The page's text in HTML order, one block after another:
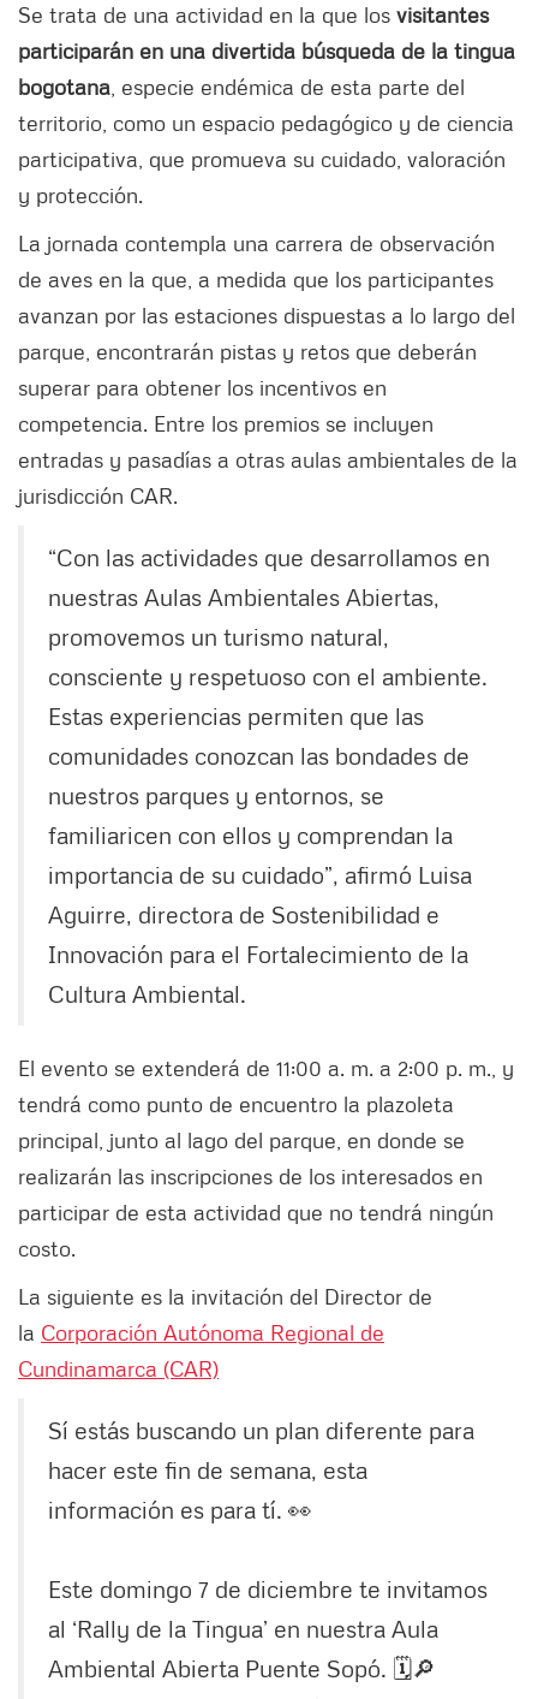
Se trata de una actividad en la que los visitantes
participarán en una divertida búsqueda de la tingua
bogotana , especie endémica de esta parte del
territorio, como un espacio pedagógico y de ciencia
participativa, que promueva su cuidado, valoración
y protección.
La jornada contempla una carrera de observación
de aves en la que, a medida que los participantes
avanzan por las estaciones dispuestas a lo largo del
parque, encontrarán pistas y retos que deberán
superar para obtener los incentivos en
competencia. Entre los premios se incluyen
entradas y pasadías a otras aulas ambientales de la
jurisdicción CAR.
“Con las actividades que desarrollamos en
nuestras Aulas Ambientales Abiertas,
promovemos un turismo natural,
consciente y respetuoso con el ambiente.
Estas experiencias permiten que las
comunidades conozcan las bondades de
nuestros parques y entornos, se
familiaricen con ellos y comprendan la
importancia de su cuidado”, afirmó Luisa
Aguirre, directora de Sostenibilidad e
Innovación para el Fortalecimiento de la
Cultura Ambiental.
El evento se extenderá de 11:00 a. m. a 2:00 p. m., y
tendrá como punto de encuentro la plazoleta
principal, junto al lago del parque, en donde se
realizarán las inscripciones de los interesados en
participar de esta actividad que no tendrá ningún
costo.
La siguiente es la invitación del Director de
la Corporación Autónoma Regional de
Cundinamarca (CAR)
Sí estás buscando un plan diferente para
hacer este fin de semana, esta
información es para tí. 👀
Este domingo 7 de diciembre te invitamos
al ‘Rally de la Tingua’ en nuestra Aula
Ambiental Abierta Puente Sopó. 🗓️🔎